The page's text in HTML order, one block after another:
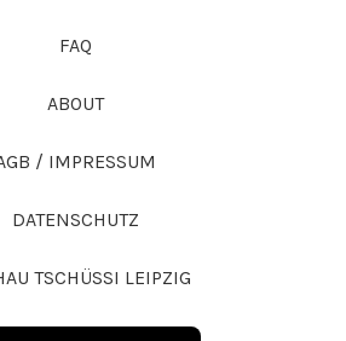
FAQ
ABOUT
/ IMPRESSUM
DATENSCHUTZ
TSCHÜSSI LEIPZIG